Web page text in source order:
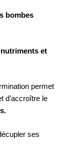
bombes
nutriments et
permet
d’accroître le
ses